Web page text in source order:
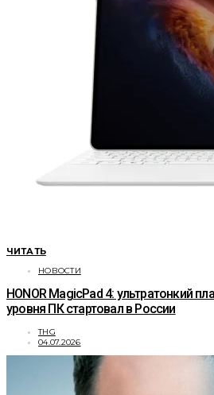
ЧИТАТЬ
НОВОСТИ
HONOR MagicPad 4: ультратонкий
уровня ПК стартовал в России
THG
04.07.2026